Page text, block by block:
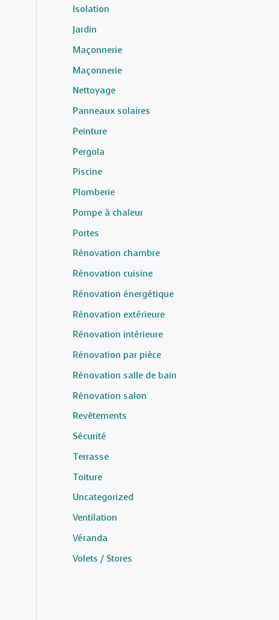
Isolation
Jardin
Maçonnerie
Maçonnerie
Nettoyage
Panneaux solaires
Peinture
Pergola
Piscine
Plomberie
Pompe à chaleur
Portes
Rénovation chambre
Rénovation cuisine
Rénovation énergétique
Rénovation extérieure
Rénovation intérieure
Rénovation par pièce
Rénovation salle de bain
Rénovation salon
Revêtements
Sécurité
Terrasse
Toiture
Uncategorized
Ventilation
Véranda
Volets / Stores